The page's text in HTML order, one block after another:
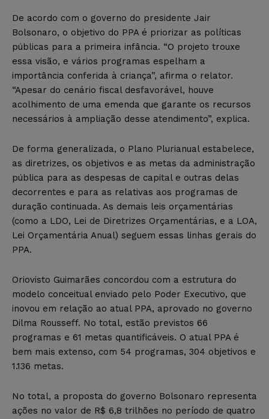
De acordo com o governo do presidente Jair
Bolsonaro, o objetivo do PPA é priorizar as políticas
públicas para a primeira infância. “O projeto trouxe
essa visão, e vários programas espelham a
importância conferida à criança”, afirma o relator.
“Apesar do cenário fiscal desfavorável, houve
acolhimento de uma emenda que garante os recursos
necessários à ampliação desse atendimento”, explica.
De forma generalizada, o Plano Plurianual estabelece,
as diretrizes, os objetivos e as metas da administração
pública para as despesas de capital e outras delas
decorrentes e para as relativas aos programas de
duração continuada. As demais leis orçamentárias
(como a LDO, Lei de Diretrizes Orçamentárias, e a LOA,
Lei Orçamentária Anual) seguem essas linhas gerais do
PPA.
Oriovisto Guimarães concordou com a estrutura do
modelo conceitual enviado pelo Poder Executivo, que
inovou em relação ao atual PPA, aprovado no governo
Dilma Rousseff. No total, estão previstos 66
programas e 61 metas quantificáveis. O atual PPA é
bem mais extenso, com 54 programas, 304 objetivos e
1.136 metas.
No total, a proposta do governo Bolsonaro representa
ações no valor de R$ 6,8 trilhões no período de quatro